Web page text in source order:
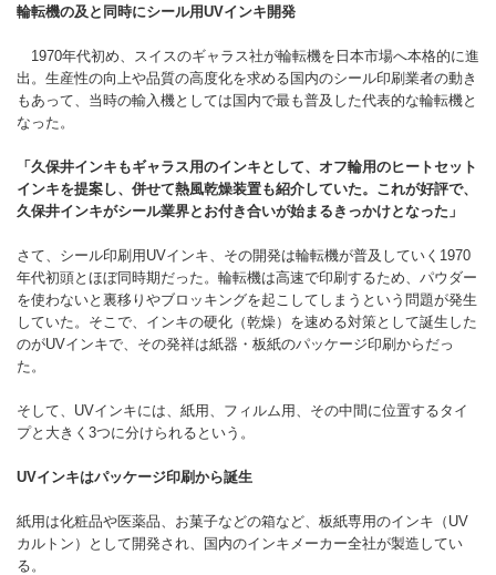
輪転機の及と同時にシール用UVインキ開発
1970年代初め、スイスのギャラス社が輪転機を日本市場へ本格的に進
出。生産性の向上や品質の高度化を求める国内のシール印刷業者の動き
もあって、当時の輸入機としては国内で最も普及した代表的な輪転機と
なった。
「久保井インキもギャラス用のインキとして、オフ輪用のヒートセット
インキを提案し、併せて熱風乾燥装置も紹介していた。これが好評で、
久保井インキがシール業界とお付き合いが始まるきっかけとなった」
さて、シール印刷用UVインキ、その開発は輪転機が普及していく1970
年代初頭とほぼ同時期だった。輪転機は高速で印刷するため、パウダー
を使わないと裏移りやブロッキングを起こしてしまうという問題が発生
していた。そこで、インキの硬化（乾燥）を速める対策として誕生した
のがUVインキで、その発祥は紙器・板紙のパッケージ印刷からだっ
た。
そして、UVインキには、紙用、フィルム用、その中間に位置するタイ
プと大きく3つに分けられるという。
UVインキはパッケージ印刷から誕生
紙用は化粧品や医薬品、お菓子などの箱など、板紙専用のインキ（UV
カルトン）として開発され、国内のインキメーカー全社が製造してい
る。